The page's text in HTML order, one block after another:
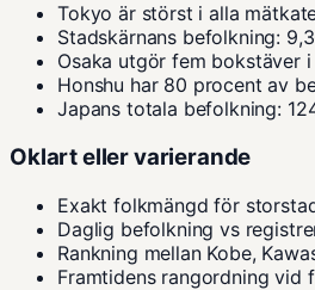
Tokyo är störst i alla
Stadskärnans befolkning:
Osaka utgör fem bokstäver
Honshu har 80 procent av
Japans totala befolkning:
Oklart eller varierande
Exakt folkmängd för
Daglig befolkning vs
Rankning mellan Kobe,
Framtidens rangordning